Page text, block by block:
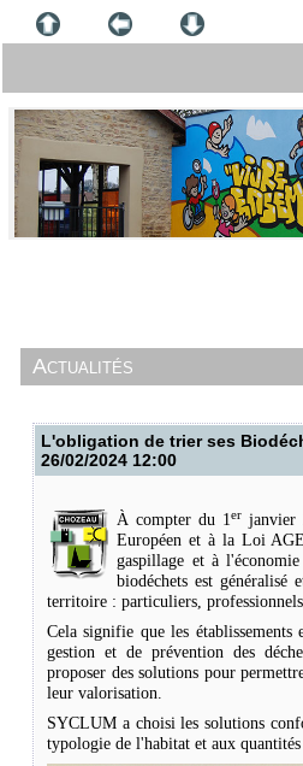
Actualités
L'obligation de trier ses
26/02/2024 12:00
À compter du 1erjanvier
Européen et à la Loi
gaspillage et à
biodéchets est généralisé
territoire : particuliers,
Cela signifie que les
gestion et de prévention des
proposer des solutions pour
leur valorisation.
SYCLUM a choisi les solutions
typologie de l'habitat et aux